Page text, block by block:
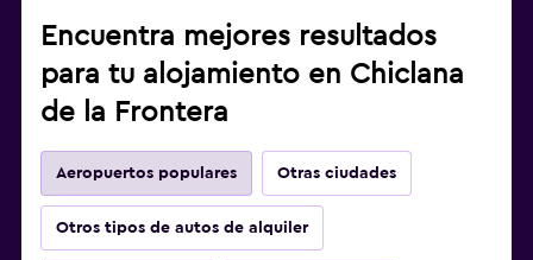
Encuentra mejores resultados
para tu alojamiento en Chiclana
de la Frontera
Aeropuertos populares Otras ciudades
Otros tipos de autos de alquiler